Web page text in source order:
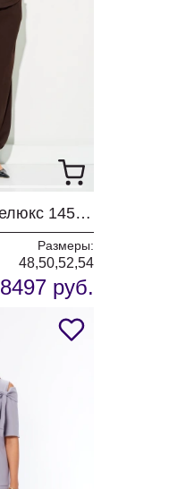
Комплект Карина Делюкс 1458 коричневый
Размеры:
48,50,52,54
8497 руб.